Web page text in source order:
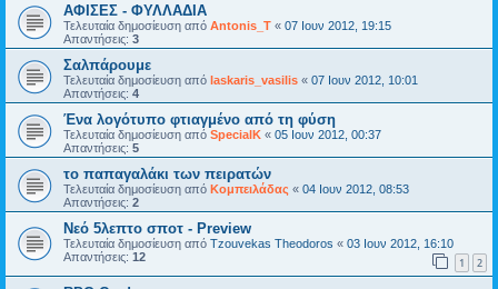
ΑΦΙΣΕΣ - ΦΥΛΛΑΔΙΑ
Τελευταία δημοσίευση από Antonis_T « 07 Ιουν 2012, 19:15
Απαντήσεις: 3
Σαλπάρουμε
Τελευταία δημοσίευση από laskaris_vasilis « 07 Ιουν 2012, 10:01
Απαντήσεις: 4
Ένα λογότυπο φτιαγμένο από τη φύση
Τελευταία δημοσίευση από SpecialK « 05 Ιουν 2012, 00:37
Απαντήσεις: 5
το παπαγαλάκι των πειρατών
Τελευταία δημοσίευση από Κομπειλάδας « 04 Ιουν 2012, 08:53
Απαντήσεις: 2
Νεό 5λεπτο σποτ - Preview
Τελευταία δημοσίευση από Tzouvekas Theodoros « 03 Ιουν 2012, 16:10
Απαντήσεις: 12 1 2